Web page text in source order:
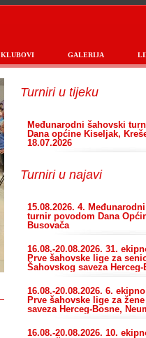
KLUBOVI GALERIJA
Turniriu tijeku
Međunarodni šahovski
Dana općine Kiseljak,
18.07.2026
Turniriu najavi
15.08.2026. 4.
turnir povodom Dana
Busovača
16.08.-20.08.2026. 31.
Prve šahovske lige za
Šahovskog saveza Herceg-
16.08.-20.08.2026. 6.
Prve šahovske lige za
saveza Herceg-Bosne,
16.08.-20.08.2026. 10.